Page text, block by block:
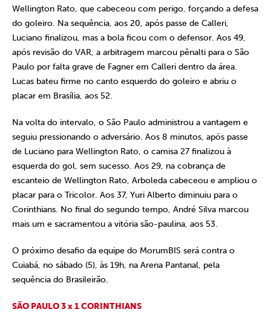
Wellington Rato, que cabeceou com perigo, forçando a defesa
do goleiro. Na sequência, aos 20, após passe de Calleri,
Luciano finalizou, mas a bola ficou com o defensor. Aos 49,
após revisão do VAR, a arbitragem marcou pênalti para o São
Paulo por falta grave de Fagner em Calleri dentro da área.
Lucas bateu firme no canto esquerdo do goleiro e abriu o
placar em Brasília, aos 52.
Na volta do intervalo, o São Paulo administrou a vantagem e
seguiu pressionando o adversário. Aos 8 minutos, após passe
de Luciano para Wellington Rato, o camisa 27 finalizou à
esquerda do gol, sem sucesso. Aos 29, na cobrança de
escanteio de Wellington Rato, Arboleda cabeceou e ampliou o
placar para o Tricolor. Aos 37, Yuri Alberto diminuiu para o
Corinthians. No final do segundo tempo, André Silva marcou
mais um e sacramentou a vitória são-paulina, aos 53.
O próximo desafio da equipe do MorumBIS será contra o
Cuiabá, no sábado (5), às 19h, na Arena Pantanal, pela
sequência do Brasileirão.
SÃO PAULO 3 x 1 CORINTHIANS